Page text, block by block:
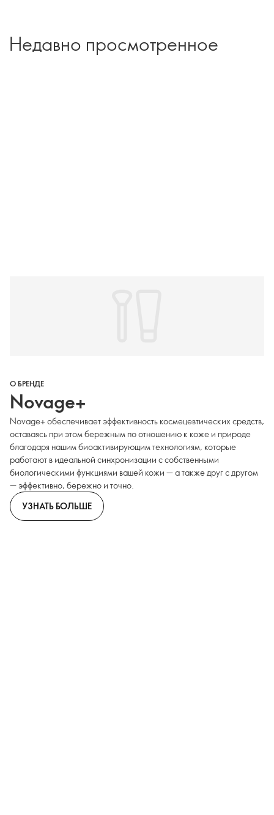
Недавно просмотренное
О БРЕНДЕ
Novage+
Novage+ обеспечивает эффективность космецевтических средств,
оставаясь при этом бережным по отношению к коже и природе
благодаря нашим биоактивирующим технологиям, которые
работают в идеальной синхронизации с собственными
биологическими функциями вашей кожи — а также друг с другом
— эффективно, бережно и точно.
УЗНАТЬ БОЛЬШЕ